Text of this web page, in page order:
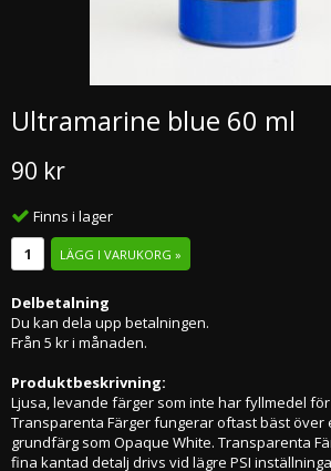
Ultramarine blue 60 ml
90 kr
Finns i lager
LÄGG I VARUKORG »
Delbetalning
Du kan dela upp betalningen.
Från 5 kr i månaden.
Produktbeskrivning:
Ljusa, levande färger som inte har fyllmedel
Transparenta Färger fungerar oftast bäst över
grundfärg som Opaque White. Transparenta
fina kantad detalj drivs vid lägre PSI